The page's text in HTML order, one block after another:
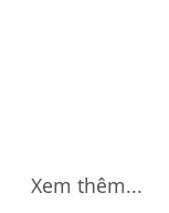
Xem thêm...